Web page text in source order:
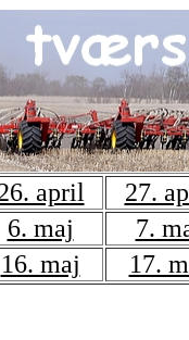
april
27.
6. maj
7.
16. maj 17.